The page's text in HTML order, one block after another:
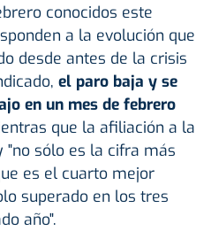
conocidos este
a la evolución que
desde antes de la crisis
el paro baja y se
en un mes de febrero
que la afiliación a la
"no sólo es la cifra más
es el cuarto mejor
superado en los tres
año".